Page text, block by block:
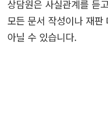
상담원은 사실관계를 듣
모든 문서 작성이나 재
아닐 수 있습니다.